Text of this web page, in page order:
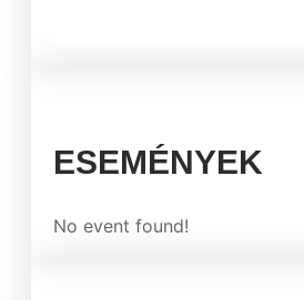
ESEMÉNYEK
No event found!